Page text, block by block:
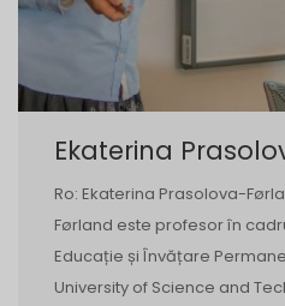
Ekaterina
Ro: Ekaterina Prasolova-
Førland este profesor în
Educație și Învățare
University of Science and